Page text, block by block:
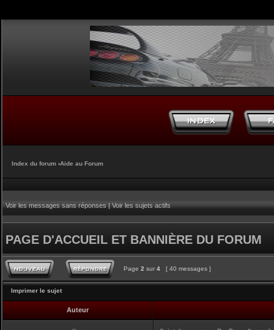
Index du forum ‹Aide au Forum
Voir les messages sans réponses|Voir les sujets actifs
PAGE D'ACCUEIL ET BANNIÈRE DU FORUM
Page 2 sur 4 [ 40 messages ]
Imprimer le sujet
Auteur